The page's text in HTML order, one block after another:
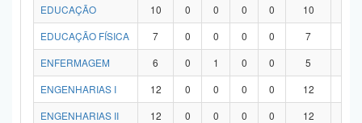
EDUCAÇÃO
10 0 0 0 0 10
EDUCAÇÃO FÍSICA
7 0 0 0 0 7
ENFERMAGEM
6 0 1 0 0 5
ENGENHARIAS I
12 0 0 0 0 12
ENGENHARIAS II
12 0 0 0 0 12